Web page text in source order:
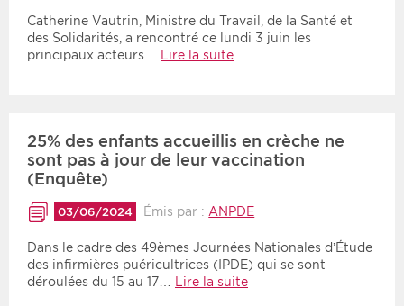
Catherine Vautrin, Ministre du Travail, de la Santé et
des Solidarités, a rencontré ce lundi 3 juin les
principaux acteurs…
Lire la suite
25% des enfants accueillis en crèche ne
sont pas à jour de leur vaccination
(Enquête)
03/06/2024 Émis par : ANPDE
Dans le cadre des 49èmes Journées Nationales d’Étude
des infirmières puéricultrices (IPDE) qui se sont
déroulées du 15 au 17… Lire la suite